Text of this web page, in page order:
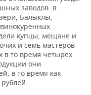
заводов: в
Балыклы,
купцы, мещане и
и семь мастеров
то время четырех
они
в то время как